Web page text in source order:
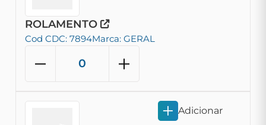
ROLAMENTO
Cod CDC: 7894Marca: GERAL
Adicionar